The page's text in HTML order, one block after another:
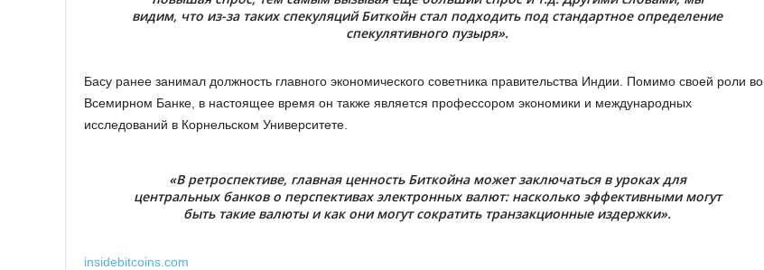
видим, что из-за таких спекуляций Биткойн стал подходить под стандартное определение
спекулятивного пузыря».
Басу ранее занимал должность главного экономического советника правительства Индии. Помимо своей роли во
Всемирном Банке, в настоящее время он также является профессором экономики и международных
исследований в Корнельском Университете.
«В ретроспективе, главная ценность Биткойна может заключаться в уроках для
центральных банков о перспективах электронных валют: насколько эффективными могут
быть такие валюты и как они могут сократить транзакционные издержки».
insidebitcoins.com